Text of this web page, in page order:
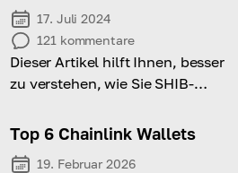
17. Juli 2024
121 kommentare
Dieser Artikel hilft Ihnen, besser
zu verstehen, wie Sie SHIB-
Top 6 Chainlink Wallets
19. Februar 2026